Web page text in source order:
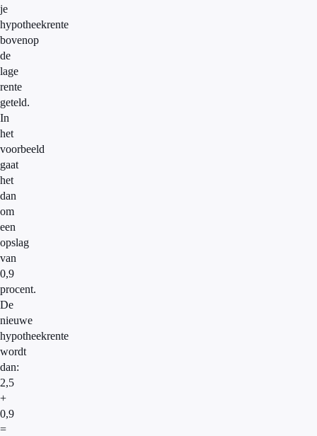
je
hypotheekrente
bovenop
de
lage
rente
geteld.
In
het
voorbeeld
gaat
het
dan
om
een
opslag
van
0,9
procent.
De
nieuwe
hypotheekrente
wordt
dan:
2,5
+
0,9
=